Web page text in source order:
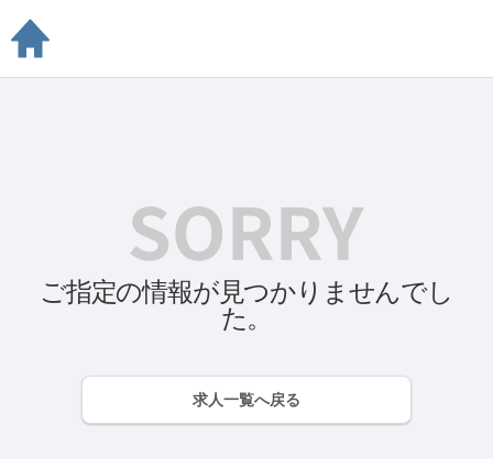
ご指定の情報が見つかりませんでし
た。
求人一覧へ戻る